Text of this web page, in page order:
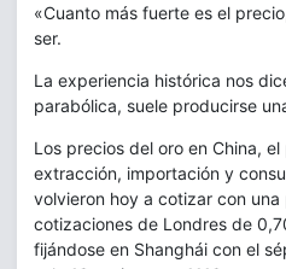
«Cuanto más fuerte es el
ser.
La experiencia histórica nos
parabólica, suele producirse
Los precios del oro en China,
extracción, importación y
volvieron hoy a cotizar con
cotizaciones de Londres de
fijándose en Shanghái con el